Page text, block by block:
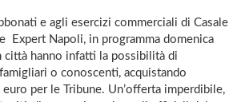
e agli esercizi commerciali di Casale
Expert Napoli, in programma domenica
hanno infatti la possibilità di
o conoscenti, acquistando
per le Tribune. Un’offerta imperdibile,